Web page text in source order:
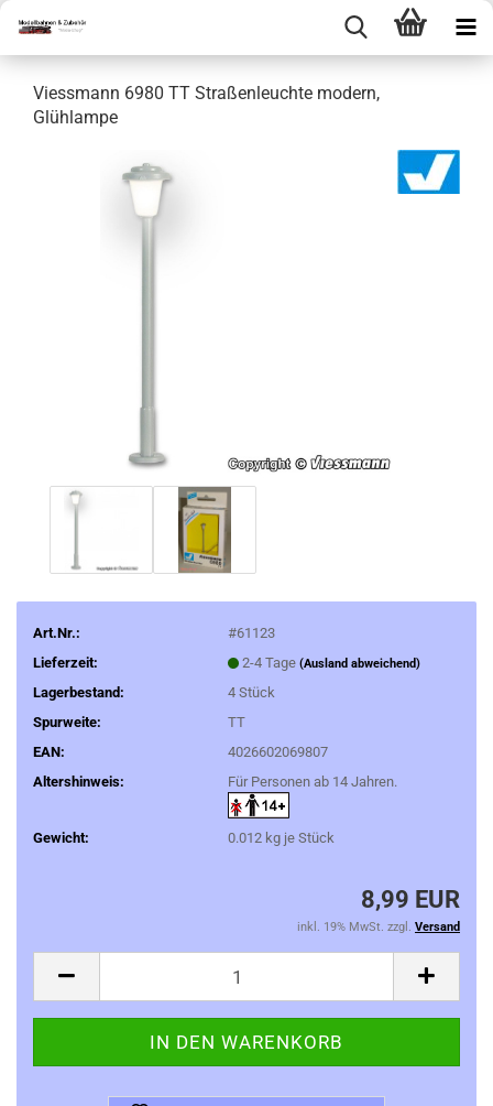
Viessmann 6980 TT Straßenleuchte modern,
Glühlampe
Art.Nr.:
#61123
Lieferzeit:
2-4 Tage (Ausland abweichend)
Lagerbestand: 4 Stück
Spurweite:
TT
EAN:
4026602069807
Altershinweis:
Für Personen ab 14 Jahren.
Gewicht: 0.012kg je Stück
8,99 EUR
inkl. 19% MwSt. zzgl. Versand